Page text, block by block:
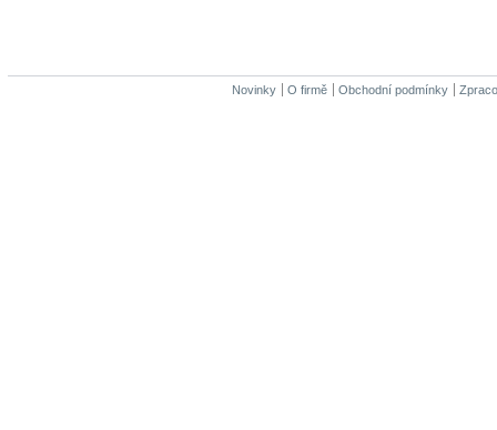
Novinky O firmě Obchodní podmínky